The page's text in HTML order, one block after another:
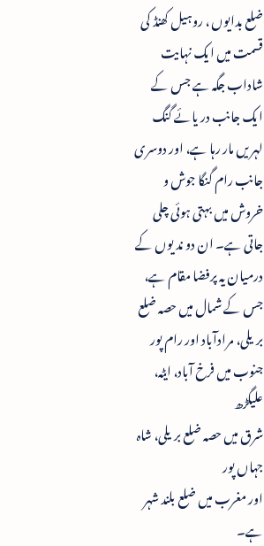
ضلع بدایوں ، روہیل کھنڈ کی
قسمت میں ایک نہایت
شاداب جگہ ہے جس کے
ایک جانب دریائے گنگ
لہریں مار رہا ہے، اور دوسری
جانب رام گنگا جوش و
خروش میں بہتی ہوئی چلی
جاتی ہے۔ ان دو ندیوں کے
درمیان یہ پرفضا مقام ہے،
جس کے شمال میں حصہ ضلع
بریلی، مرادآباد اور رام پور
جنوب میں فرخ آباد، ایٹہ،
علیگڑھ
شرق میں حصہ ضلع بریلی، شاہ
جہاں پور
اور مغرب میں ضلع بلند شہر
ہے۔